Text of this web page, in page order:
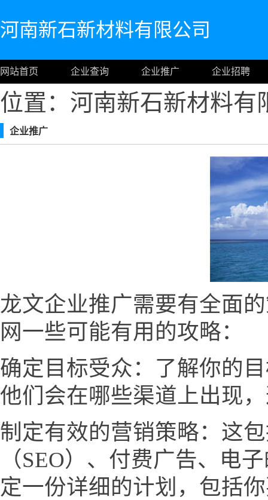
河南新石新材料有限公司
网站首页 企业查询 企业推广 企业招聘
位置：河南新石新材料有
企业推广
龙文企业推广需要有全面
网一些可能有用的攻略：
确定目标受众：了解你的
他们会在哪些渠道上出现
制定有效的营销策略：这
（SEO）、付费广告、电
定一份详细的计划，包括